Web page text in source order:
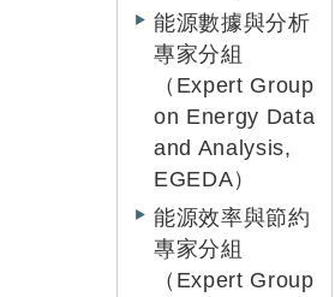
能源數據與分析
專家分組
（Expert Group
on Energy Data
and Analysis,
EGEDA）
能源效率與節約
專家分組
（Expert Group